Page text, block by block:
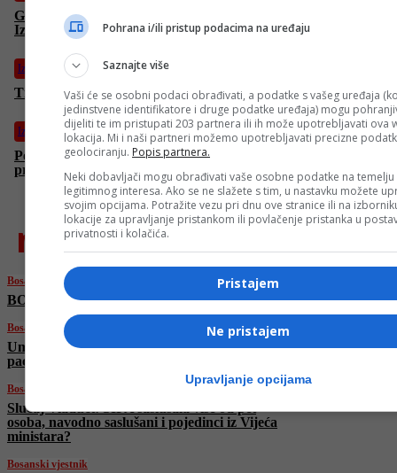
Grlić Radman najavio evakuaciju hrvatskih diplomata iz
Izraela i Irana
Izdvojeno
Tišina je saučesništvo: Zagrepčani marširali za Palestinu
Izdvojeno
Potresna ispovijest daidže ubijene tinejdžerke u Grazu: “Bila je
prečista za ovaj svijet”
najnovije
Bosanski vjestnik
BOSANSKI VJESTNIK – 20. 6. 2025.
Bosanski vjestnik
Umjetna inteligencija u medicini: Sigurnost
pacijenata i etički principi na prvom mjestu!
Bosanski vjestnik
Slučaj Viaduct: SIPA saslušala više od pet
osoba, navodno saslušani i pojedinci iz Vijeća
ministara?
Bosanski vjestnik
Pohrana i/ili pristup podacima na uređaju
Saznajte više
Vaši će se osobni podaci obrađivati, a podatke s vašeg uređaja
jedinstvene identifikatore i druge podatke uređaja) mogu
dijeliti te im pristupati 203 partnera ili ih može upotrebljavati ova
lokacija. Mi i naši partneri možemo upotrebljavati precizne
geolociranju. Popis partnera.
Neki dobavljači mogu obrađivati vaše osobne podatke na temelju
legitimnog interesa. Ako se ne slažete s tim, u nastavku možete
svojim opcijama. Potražite vezu pri dnu ove stranice ili na
lokacije za upravljanje pristankom ili povlačenje pristanka u
privatnosti i kolačića.
Pristajem
Ne pristajem
Upravljanje opcijama